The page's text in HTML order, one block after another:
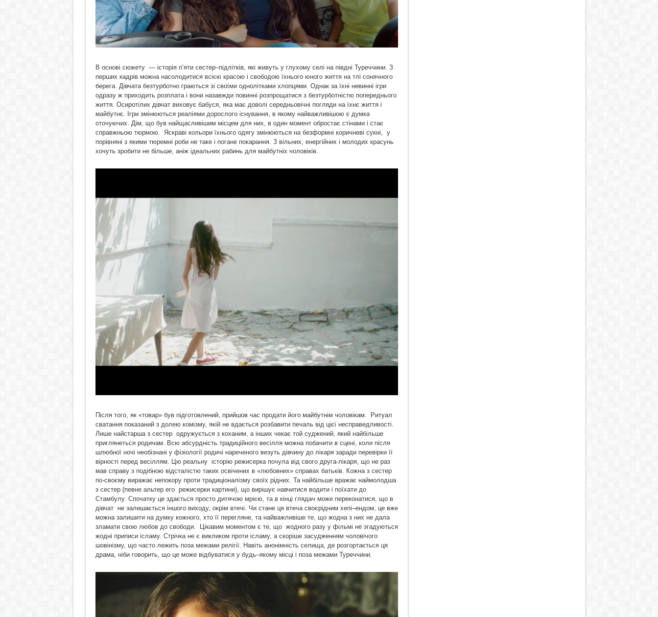
В основі сюжету — історія п’яти сестер‒підлітків, які живуть у глухому селі на півдні Туреччини. З
перших кадрів можна насолодитися всією красою і свободою їхнього юного життя на тлі сонячного
берега. Дівчата безтурботно граються зі своїми однолітками хлопцями. Однак за їхні невинні ігри
одразу ж приходить розплата і вони назавжди повинні розпрощатися з безтурботністю попереднього
життя. Осиротілих дівчат виховує бабуся, яка має доволі середньовічні погляди на їхнє життя і
майбутнє. Ігри змінюються реаліями дорослого існування, в якому найважливішою є думка
оточуючих. Дім, що був найщасливішим місцем для них, в один момент обростає стінами і стає
справжньою тюрмою. Яскраві кольори їхнього одягу змінюються на безформні коричневі сукні, у
порівняні з якими тюремні роби не таке і погане покарання. З вільних, енергійних і молодих красунь
хочуть зробити не більше, аніж ідеальних рабинь для майбутніх чоловіків.
Після того, як «товар» був підготовлений, прийшов час продати його майбутнім чоловікам. Ритуал
сватання показаний з долею комізму, якій не вдається розбавити печаль від цієї несправедливості.
Лише найстарша з сестер одружується з коханим, а інших чекає той суджений, який найбільше
приглянеться родичам. Всю абсурдність традиційного весілля можна побачити в сцені, коли після
шлюбної ночі необізнані у фізіології родичі нареченого везуть дівчину до лікаря заради перевірки її
вірності перед весіллям. Цю реальну історію режисерка почула від свого друга-лікаря, що не раз
мав справу з подібною відсталістю таких освічених в «любовних» справах батьків. Кожна з сестер
по-своєму виражає непокору проти традиціоналізму своїх рідних. Та найбільше вражає наймолодша
з сестер (певне альтер его режисерки картини), що вирішує навчитися водити і поїхати до
Стамбулу. Спочатку це здається просто дитячою мрією, та в кінці глядач може переконатися, що в
дівчат не залишається іншого виходу, окрім втечі. Чи стане ця втеча своєрідним хепі–ендом, це вже
можна залишити на думку кожного, хто її перегляне, та найважливіше те, що жодна з них не дала
зламати свою любов до свободи. Цікавим моментом є те, що жодного разу у фільмі не згадуються
жодні приписи ісламу. Стрічка не є викликом проти ісламу, а скоріше засудженням чоловічого
шовінізму, що часто лежить поза межами релігії. Навіть анонімність селища, де розгортається ця
драма, ніби говорить, що це може відбуватися у будь‒якому місці і поза межами Туреччини.